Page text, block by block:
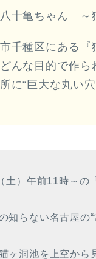
十亀ちゃん ～
千種区にある『
んな目的で作ら
に“巨大な丸い
土）午前11時～の
知らない名古屋の“
ヶ洞池を上空から